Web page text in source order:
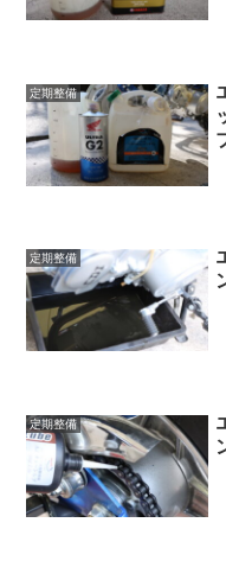
定期整備
定期整備
定期整備